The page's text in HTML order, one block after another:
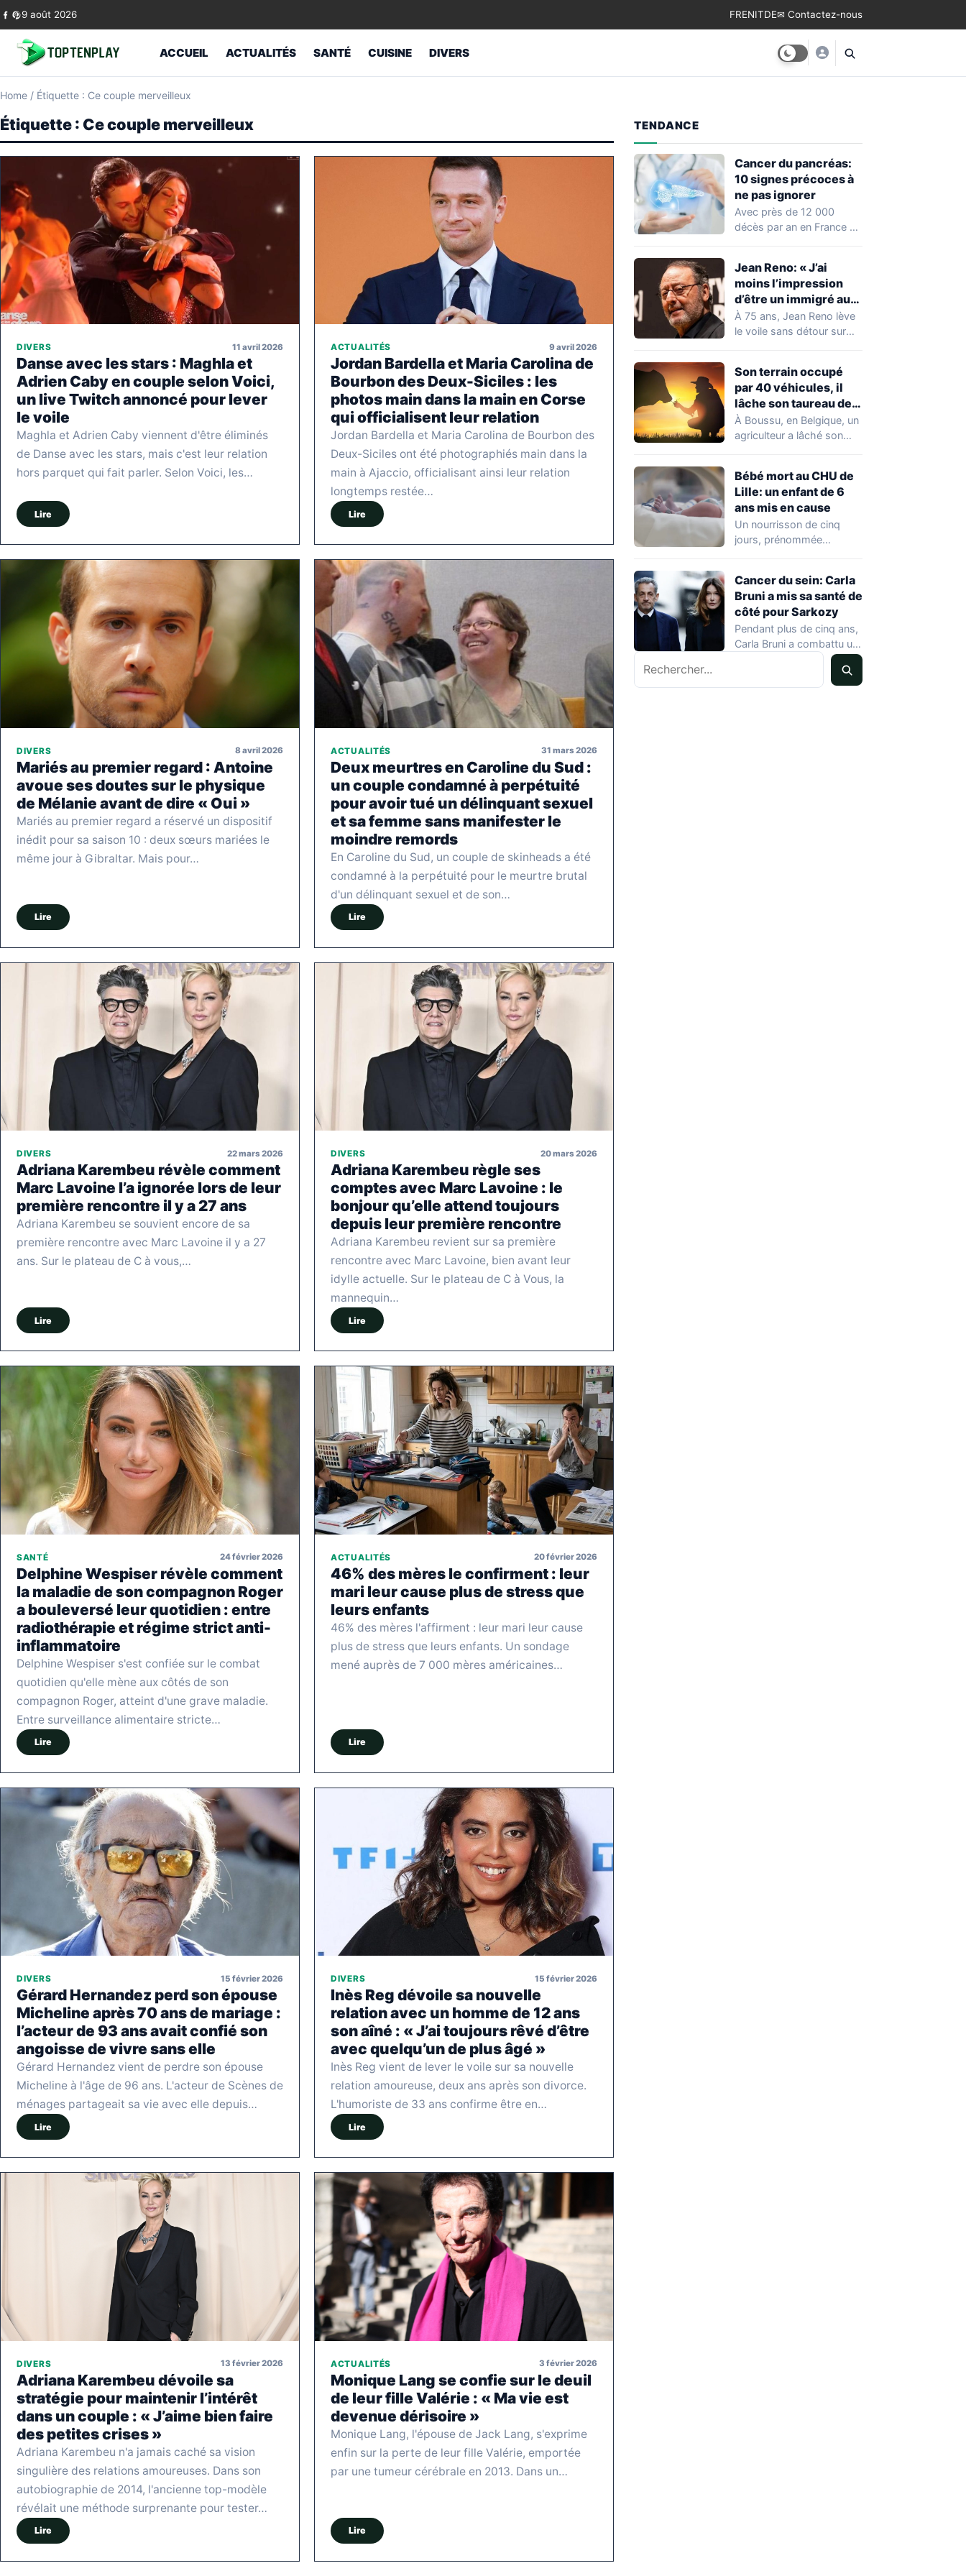
Skip to content
9 août 2026 FRENITDE✉ Contactez-nous
ACCUEIL ACTUALITÉS SANTÉ CUISINE DIVERS
Home / Étiquette : Ce couple merveilleux
Étiquette : Ce couple merveilleux
DIVERS 11 avril 2026
Danse avec les stars : Maghla et
Adrien Caby en couple selon Voici,
un live Twitch annoncé pour lever
le voile
Maghla et Adrien Caby viennent d'être éliminés
de Danse avec les stars, mais c'est leur relation
hors parquet qui fait parler. Selon Voici, les…
Lire
ACTUALITÉS 9 avril 2026
Jordan Bardella et Maria Carolina de
Bourbon des Deux-Siciles : les
photos main dans la main en Corse
qui officialisent leur relation
Jordan Bardella et Maria Carolina de Bourbon des
Deux-Siciles ont été photographiés main dans la
main à Ajaccio, officialisant ainsi leur relation
longtemps restée…
Lire
DIVERS 8 avril 2026
Mariés au premier regard : Antoine
avoue ses doutes sur le physique
de Mélanie avant de dire « Oui »
Mariés au premier regard a réservé un dispositif
inédit pour sa saison 10 : deux sœurs mariées le
même jour à Gibraltar. Mais pour…
Lire
ACTUALITÉS 31 mars 2026
Deux meurtres en Caroline du Sud :
un couple condamné à perpétuité
pour avoir tué un délinquant sexuel
et sa femme sans manifester le
moindre remords
En Caroline du Sud, un couple de skinheads a été
condamné à la perpétuité pour le meurtre brutal
d'un délinquant sexuel et de son…
Lire
DIVERS 22 mars 2026
Adriana Karembeu révèle comment
Marc Lavoine l’a ignorée lors de leur
première rencontre il y a 27 ans
Adriana Karembeu se souvient encore de sa
première rencontre avec Marc Lavoine il y a 27
ans. Sur le plateau de C à vous,…
Lire
DIVERS 20 mars 2026
Adriana Karembeu règle ses
comptes avec Marc Lavoine : le
bonjour qu’elle attend toujours
depuis leur première rencontre
Adriana Karembeu revient sur sa première
rencontre avec Marc Lavoine, bien avant leur
idylle actuelle. Sur le plateau de C à Vous, la
mannequin…
Lire
SANTÉ 24 février 2026
Delphine Wespiser révèle comment
la maladie de son compagnon Roger
a bouleversé leur quotidien : entre
radiothérapie et régime strict anti-
inflammatoire
Delphine Wespiser s'est confiée sur le combat
quotidien qu'elle mène aux côtés de son
compagnon Roger, atteint d'une grave maladie.
Entre surveillance alimentaire stricte…
Lire
ACTUALITÉS 20 février 2026
46% des mères le confirment : leur
mari leur cause plus de stress que
leurs enfants
46% des mères l'affirment : leur mari leur cause
plus de stress que leurs enfants. Un sondage
mené auprès de 7 000 mères américaines…
Lire
DIVERS 15 février 2026
Gérard Hernandez perd son épouse
Micheline après 70 ans de mariage :
l’acteur de 93 ans avait confié son
angoisse de vivre sans elle
Gérard Hernandez vient de perdre son épouse
Micheline à l'âge de 96 ans. L'acteur de Scènes de
ménages partageait sa vie avec elle depuis…
Lire
DIVERS 15 février 2026
Inès Reg dévoile sa nouvelle
relation avec un homme de 12 ans
son aîné : « J’ai toujours rêvé d’être
avec quelqu’un de plus âgé »
Inès Reg vient de lever le voile sur sa nouvelle
relation amoureuse, deux ans après son divorce.
L'humoriste de 33 ans confirme être en…
Lire
DIVERS 13 février 2026
Adriana Karembeu dévoile sa
stratégie pour maintenir l’intérêt
dans un couple : « J’aime bien faire
des petites crises »
Adriana Karembeu n'a jamais caché sa vision
singulière des relations amoureuses. Dans son
autobiographie de 2014, l'ancienne top-modèle
révélait une méthode surprenante pour tester…
Lire
ACTUALITÉS 3 février 2026
Monique Lang se confie sur le deuil
de leur fille Valérie : « Ma vie est
devenue dérisoire »
Monique Lang, l'épouse de Jack Lang, s'exprime
enfin sur la perte de leur fille Valérie, emportée
par une tumeur cérébrale en 2013. Dans un…
Lire
TENDANCE
Cancer du pancréas:
10 signes précoces à
ne pas ignorer
Avec près de 12 000
décès par an en France et
Jean Reno: « J’ai
moins l’impression
d’être un immigré aux
États-Unis qu’en
France »
À 75 ans, Jean Reno lève
le voile sans détour sur
Son terrain occupé
par 40 véhicules, il
lâche son taureau de
800 kg
À Boussu, en Belgique, un
agriculteur a lâché son
Bébé mort au CHU de
Lille: un enfant de 6
ans mis en cause
Un nourrisson de cinq
jours, prénommée
Cancer du sein: Carla
Bruni a mis sa santé de
côté pour Sarkozy
Pendant plus de cinq ans,
Carla Bruni a combattu un
cancer du sein tout…